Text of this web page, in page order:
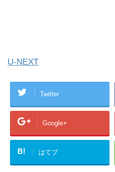
U-NEXT
Twitter
Google+
B! はてブ